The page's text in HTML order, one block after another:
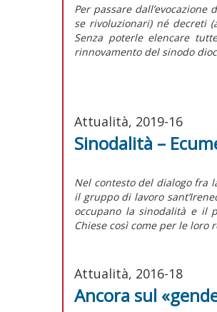
Per passare
se rivoluzionari) né decreti
Senza poterle elencare
rinnovamento del sinodo
Attualità, 2019-16
Sinodalità –
Nel contesto del dialogo fra
il gruppo di lavoro
occupano la sinodalità e il
Chiese così come per le loro
Attualità, 2016-18
Ancora sul